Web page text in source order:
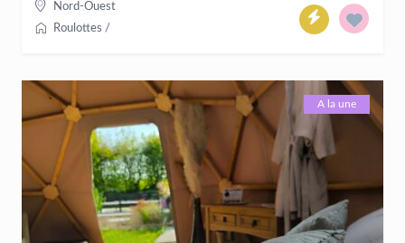
Nord-Ouest
Roulottes /
A la une